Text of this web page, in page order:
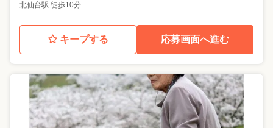
北仙台駅 徒歩10分
キープする 応募画面へ進む